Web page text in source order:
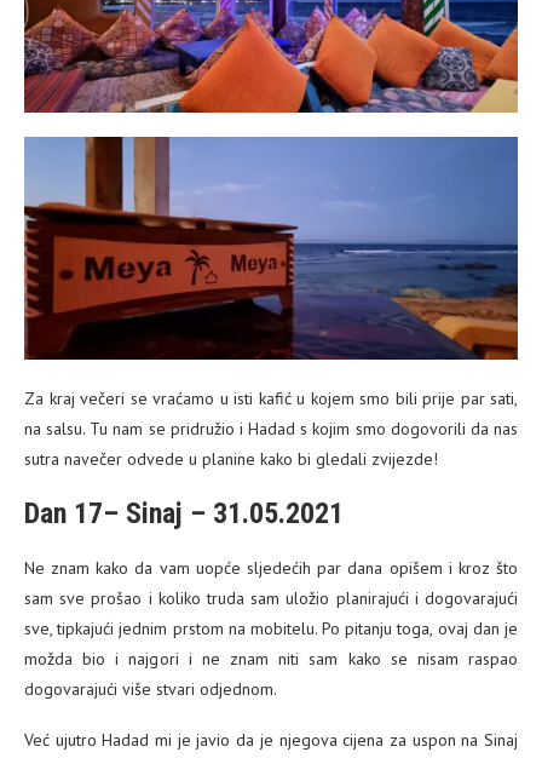
Za kraj večeri se vraćamo u isti kafić u kojem smo bili prije par sati,
na salsu. Tu nam se pridružio i Hadad s kojim smo dogovorili da nas
sutra navečer odvede u planine kako bi gledali zvijezde!
Dan 17– Sinaj – 31.05.2021
Ne znam kako da vam uopće sljedećih par dana opišem i kroz što
sam sve prošao i koliko truda sam uložio planirajući i dogovarajući
sve, tipkajući jednim prstom na mobitelu. Po pitanju toga, ovaj dan je
možda bio i najgori i ne znam niti sam kako se nisam raspao
dogovarajući više stvari odjednom.
Već ujutro Hadad mi je javio da je njegova cijena za uspon na Sinaj